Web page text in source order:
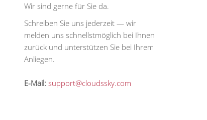
Wir sind gerne für Sie da.
Schreiben Sie uns jederzeit — wir
melden uns schnellstmöglich bei Ihnen
zurück und unterstützen Sie bei Ihrem
Anliegen.
E-Mail: support@cloudssky.com